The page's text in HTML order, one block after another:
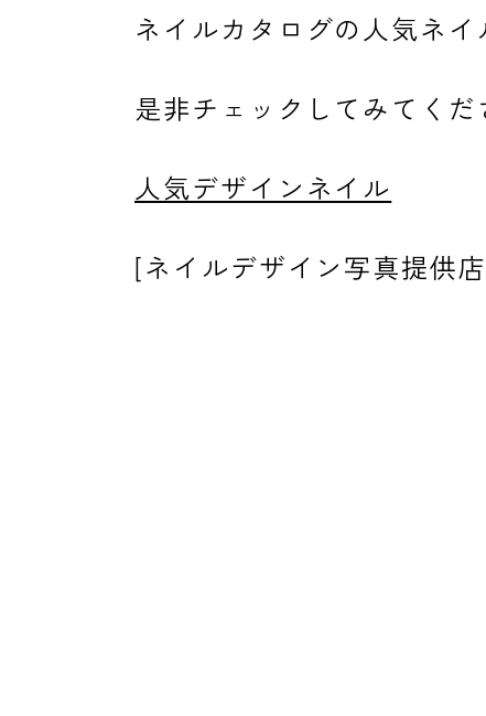
ネイル用語
消費者志向自主宣言
ネイルカタログの人気ネ
是非チェックしてみてくだ
人気デザインネイル
[ネイルデザイン写真提供